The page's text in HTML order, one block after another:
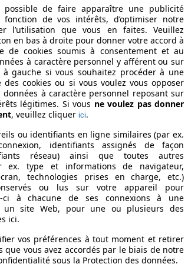
PS) 6.7 l/100km
de faire apparaître une publicité
fonction de vos intérêts, d’optimiser notre
l’utilisation que vous en faites. Veuillez
en bas à droite pour donner votre accord à
de cookies soumis à consentement et au
à caractère personnel y afférent ou sur
gauche si vous souhaitez procéder à une
des cookies ou si vous voulez vous opposer
à caractère personnel reposant sur
légitimes. Si vous ne voulez pas donner
, veuillez cliquer ici.
ou identifiants en ligne similaires (par ex.
identifiants assignés de façon
réseau) ainsi que toutes autres
ex. type et informations de navigateur,
technologies prises en charge, etc.)
ou lus sur votre appareil pour
ci à chacune de ses connexions à une
un site Web, pour une ou plusieurs des
ici.
vos préférences à tout moment et retirer
que vous avez accordés par le biais de notre
sous la Protection des données.